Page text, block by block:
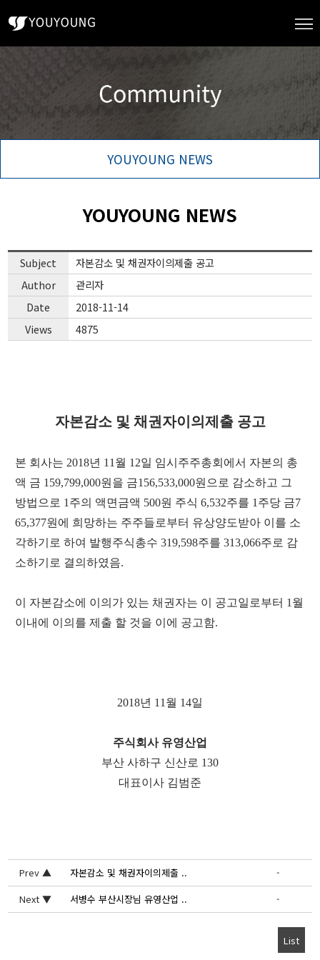
YOUYOUNG NEWS
YOUYOUNG NEWS
Subject
자본감소 및 채권자이의제출 공고
Author
관리자
Date
2018-11-14
Views
4875
자본감소 및 채권자이의제출 공고
본 회사는 2018년 11 월 12일 임시주주총회에서 자본의 총
액 금 159,799,000원을 금156,533,000원으로 감소하고 그
방법으로 1 주의 액면금액 500원 주식6,532주를 1 주당 금7
65,377원에 희망하는 주주들로부터 유상양도받아 이를 소
각하기로 하여 발행주식총수319,598주를313,066주로 감
소하기로 결의하였음.
이 자본감소에 이의가 있는 채권자는 이 공고일로부터 1 월
이내에 이의를 제출 할 것을 이에 공고함.
2018년 11 월 14일
주식회사 유영산업
부산 사하구 신산로 130
대표이사 김범준
Prev ▲ 자본감소 및 채권자이의제출 ..
-
Next ▼
서병수 부산시장님 유영산업 .. -
List